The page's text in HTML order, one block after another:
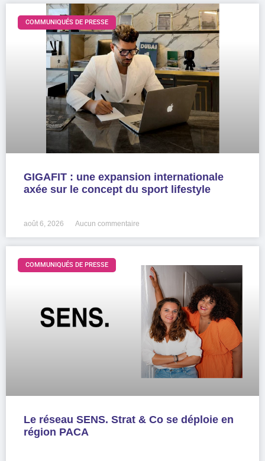
COMMUNIQUÉS DE PRESSE
GIGAFIT : une expansion internationale
axée sur le concept du sport lifestyle
août 6, 2026 Aucun commentaire
COMMUNIQUÉS DE PRESSE
Le réseau SENS. Strat & Co se déploie en
région PACA